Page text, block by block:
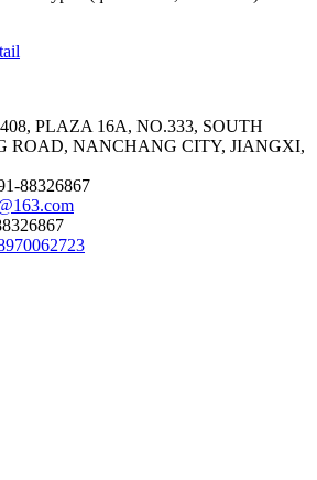
PLAZA 16A, NO.333, SOUTH
ROAD, NANCHANG CITY, JIANGXI,
88326867